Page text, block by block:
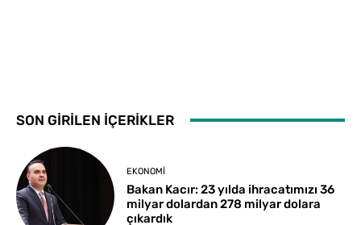
SON GİRİLEN İÇERİKLER
EKONOMI
Bakan Kacır: 23 yılda ihracatımızı 36
milyar dolardan 278 milyar dolara
çıkardık